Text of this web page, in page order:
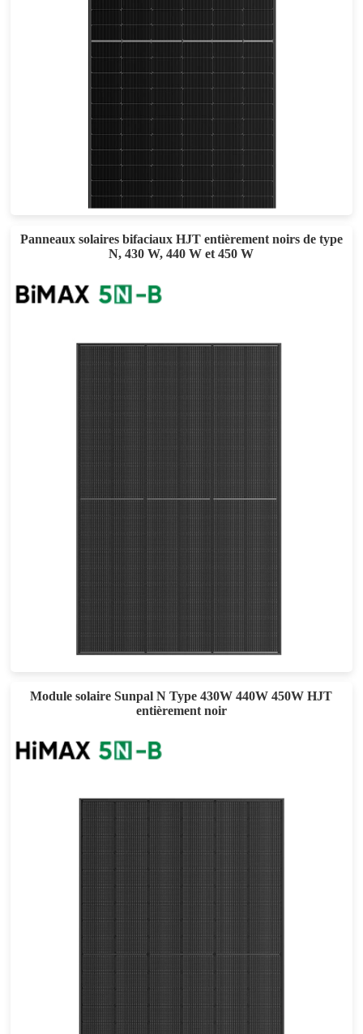
440-465W
Garantie d'alimentation de 25 ans
Panneaux solaires bifaciaux HJT entièrement noirs de type
N, 430 W, 440 W et 450 W
Garantie d'alimentation de 30 ans
Module solaire Sunpal N Type 430W 440W 450W HJT
entièrement noir